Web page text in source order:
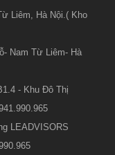
Liêm, Hà Nội.( Kho
Nam Từ Liêm- Hà
- Khu Đô Thị
LEADVISORS